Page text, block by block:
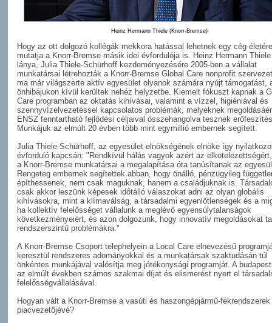
Heinz Hermann Thiele (Knorr-Bremse)
Hogy az ott dolgozó kollégák mekkora hatással lehetnek egy cég
mutatja a Knorr-Bremse másik idei évfordulója is. Heinz Hermann
lánya, Julia Thiele-Schürhoff kezdeményezésére 2005-ben a vállalat
munkatársai létrehozták a Knorr-Bremse Global Care nonprofit
ma már világszerte aktív egyesület olyanok számára nyújt támogatást,
önhibájukon kívül kerültek nehéz helyzetbe. Kiemelt fókuszt kapnak a
Care programban az oktatás kihívásai, valamint a vízzel, higiéniával és
szennyvízelvezetéssel kapcsolatos problémák, melyeknek
ENSZ fenntartható fejlődési céljaival összehangolva tesznek
Munkájuk az elmúlt 20 évben több mint egymillió embernek segített.
Julia Thiele-Schürhoff, az egyesület elnökségének elnöke így
évforduló kapcsán: "Rendkívül hálás vagyok azért az
a Knorr-Bremse munkatársai a megalapítása óta tanúsítanak az
Rengeteg embernek segítettek abban, hogy önálló, pénzügyileg
építhessenek, nem csak maguknak, hanem a családjuknak is.
csak akkor leszünk képesek időtálló válaszokat adni az olyan globális
kihívásokra, mint a klímaválság, a társadalmi egyenlőtlenségek és a
ha kollektív felelősséget vállalunk a meglévő egyensúlytalanságok
következményeiért, és azon dolgozunk, hogy innovatív megoldásokat
rendszerszintű problémákra."
A Knorr-Bremse Csoport telephelyein a Local Care elnevezésű
keresztül rendszeres adományokkal és a munkatársak szaktudásán túl
önkéntes munkájával valósítja meg jótékonysági programját. A
az elmúlt években számos szakmai díjat és elismerést nyert el
felelősségvállalásával.
Hogyan vált a Knorr-Bremse a vasúti és haszongépjármű-
piacvezetőjévé?